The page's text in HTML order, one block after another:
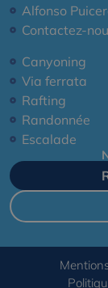
Alfonso
Contactez-
Canyoning
Via ferrata
Rafting
Randonnée
Escalade